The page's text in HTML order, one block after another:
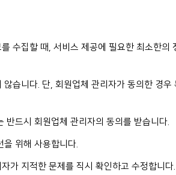
수집할 때, 서비스 제공에 필요한 최소한의
습니다. 단, 회원업체 관리자가 동의한 경우
드시 회원업체 관리자의 동의를 받습니다.
위해 사용합니다.
가 지적한 문제를 직시 확인하고 수정합니다.